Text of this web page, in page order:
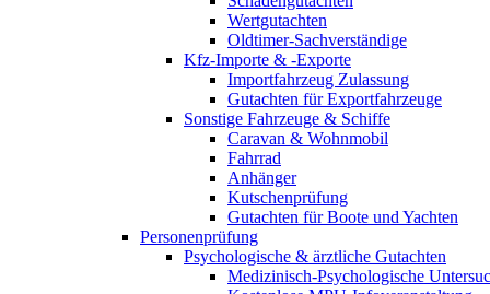
Wertgutachten
Oldtimer-Sachverständige
Kfz-Importe & -Exporte
Importfahrzeug Zulassung
Gutachten für Exportfahrzeuge
Sonstige Fahrzeuge & Schiffe
Caravan & Wohnmobil
Fahrrad
Anhänger
Kutschenprüfung
Gutachten für Boote und Yachten
Personenprüfung
Psychologische & ärztliche Gutachten
Medizinisch-Psychologische